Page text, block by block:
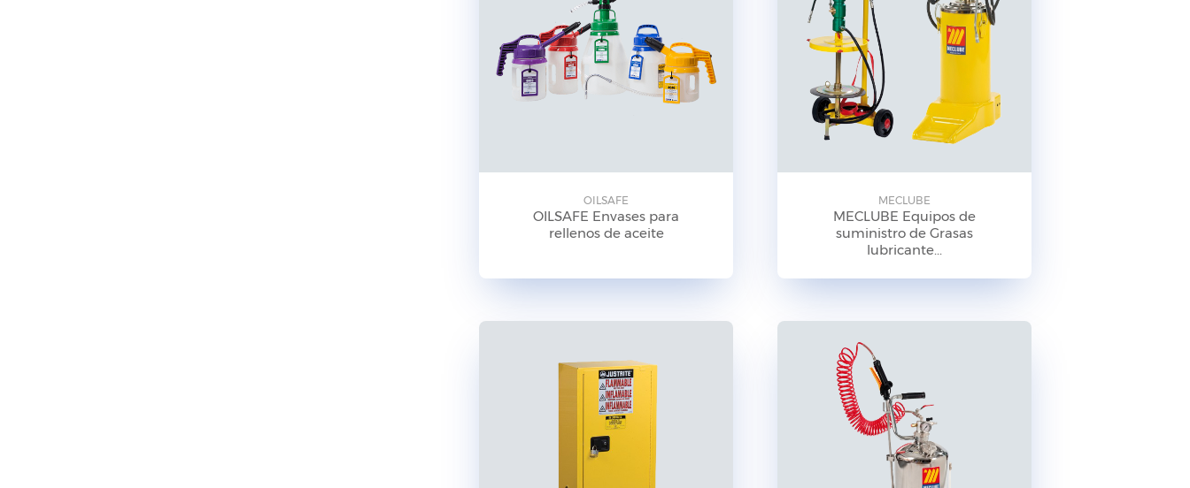
OILSAFE
OILSAFE Envases para
rellenos de aceite
MECLUBE
MECLUBE Equipos de
suministro de Grasas
lubricante...